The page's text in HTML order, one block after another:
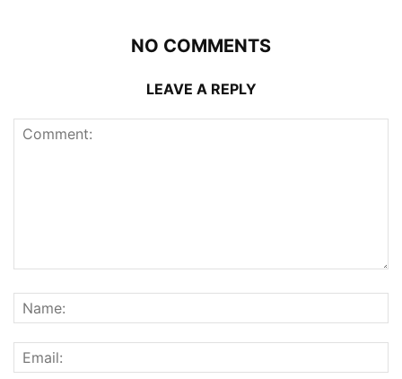
NO COMMENTS
LEAVE A REPLY